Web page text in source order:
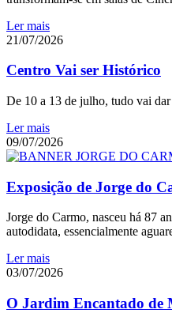
Ler mais
21/07/2026
Centro Vai ser Histórico
De 10 a 13 de julho, tudo vai dar
Ler mais
09/07/2026
Exposição de Jorge do
Jorge do Carmo, nasceu há 87
autodidata, essencialmente
Ler mais
03/07/2026
O Jardim Encantado de